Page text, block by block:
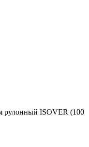
рулонный ISOVER (100